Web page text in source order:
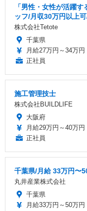
「男性・女性が活躍
ッフ/月収30万円以上
株式会社Tetote
千葉県
月給27万円～34万円
正社員
施工管理技士
株式会社BUILDLIFE
大阪府
月給29万円～40万円
正社員
千葉県/月給 33万円〜
丸井産業株式会社
千葉県
月給33万円～50万円